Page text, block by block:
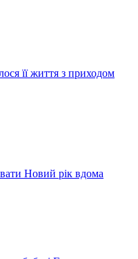
її життя з приходом
Новий рік вдома